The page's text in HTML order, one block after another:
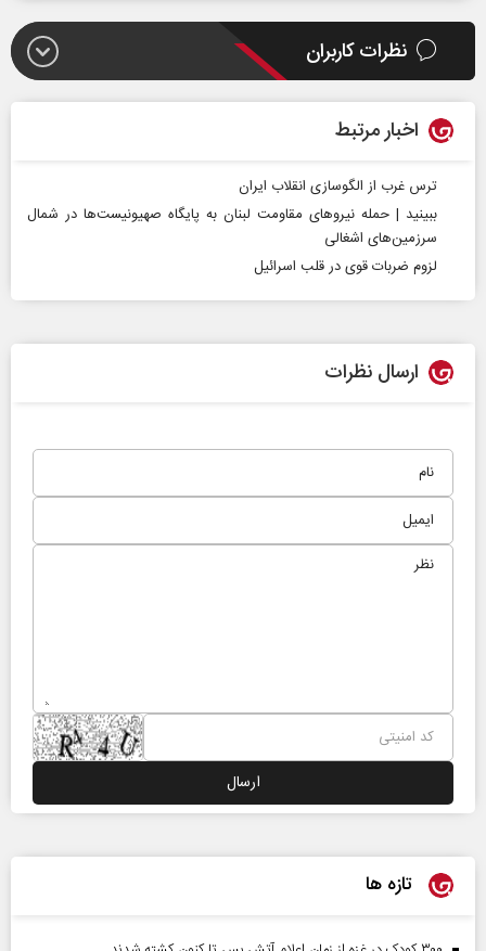
نظرات کاربران
اخبار مرتبط
ترس غرب از الگوسازی انقلاب ایران
ببینید | حمله نیروهای مقاومت لبنان به پایگاه صهیونیست‌ها در شمال
سرزمین‌های اشغالی
لزوم ضربات قوی در قلب اسرائیل
ارسال نظرات
تازه ها